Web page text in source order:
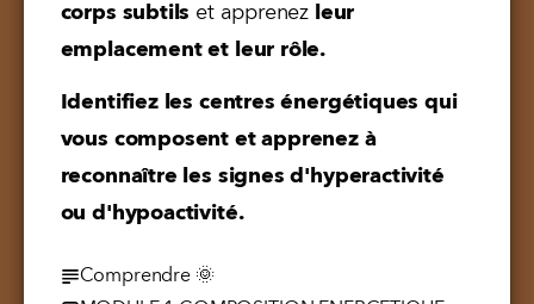
corps subtils et apprenez leur
emplacement et leur rôle.
Identifiez les centres énergétiques qui
vous composent et apprenez à
reconnaître les signes d'hyperactivité
ou d'hypoactivité.
Comprendre 🌞